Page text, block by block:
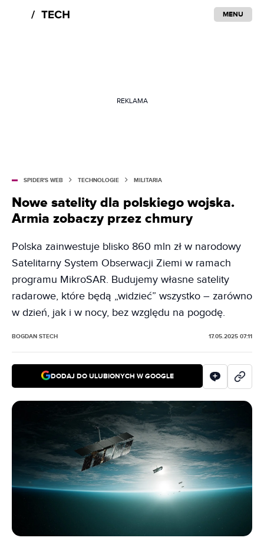
MENU
REKLAMA
SPIDER'S WEB TECHNOLOGIE MILITARIA
Nowe satelity dla polskiego wojska.
Armia zobaczy przez chmury
Polska zainwestuje blisko 860 mln zł w narodowy
Satelitarny System Obserwacji Ziemi w ramach
programu MikroSAR. Budujemy własne satelity
radarowe, które będą „widzieć” wszystko – zarówno
w dzień, jak i w nocy, bez względu na pogodę.
BOGDAN STECH 17.05.2025 07:11
DODAJ DO ULUBIONYCH W GOOGLE